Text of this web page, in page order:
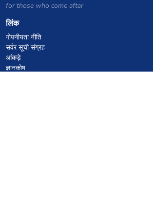
for those who come after
लिंक
गोपनीयता नीति
सर्वर सूची संग्रह
आंकड़े
ज्ञानकोष